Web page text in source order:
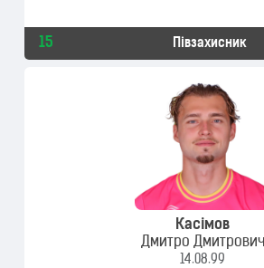
15 Півзахисник
Касімов
Дмитро Дмитрович
14.08.99